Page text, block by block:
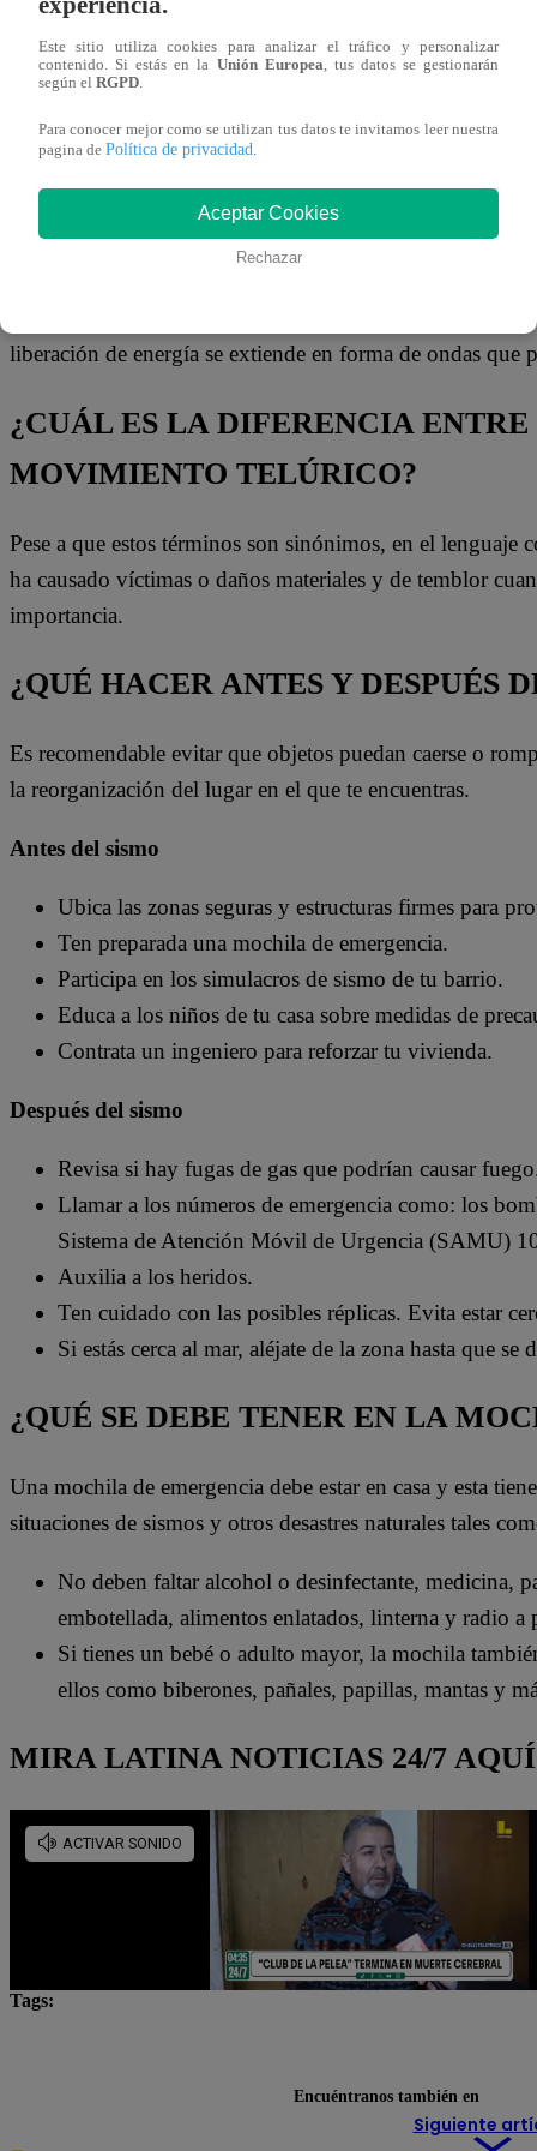
Ambiente que fue creado con la finalidad de que
de estudiar todos los fenómenos relacionados con la
la Tierra.
El IGP tiene la capacidad de servir a las necesidades
¿CÓMO SE PRODUCE UN
Es a causa de un sismo de rompimiento repentino de
liberación de energía se extiende en forma de ondas
¿CUÁL ES LA DIFERENCIA
MOVIMIENTO TELÚRICO?
Pese a que estos términos son sinónimos, en el lenguaje
ha causado víctimas o daños materiales y de temblor
importancia.
¿QUÉ HACER ANTES Y DESPUÉS
Es recomendable evitar que objetos puedan caerse o
la reorganización del lugar en el que te encuentras.
Antes del sismo
Ubica las zonas seguras y estructuras firmes para
Ten preparada una mochila de emergencia.
Participa en los simulacros de sismo de tu barrio.
Educa a los niños de tu casa sobre medidas de
Contrata un ingeniero para reforzar tu vivienda.
Después del sismo
Revisa si hay fugas de gas que podrían causar
Llamar a los números de emergencia como: los
Sistema de Atención Móvil de Urgencia (SAMU)
Auxilia a los heridos.
Ten cuidado con las posibles réplicas. Evita estar
Si estás cerca al mar, aléjate de la zona hasta que
¿QUÉ SE DEBE TENER EN LA
Una mochila de emergencia debe estar en casa y esta
situaciones de sismos y otros desastres naturales tales
No deben faltar alcohol o desinfectante, medicina,
embotellada, alimentos enlatados, linterna y radio a
Si tienes un bebé o adulto mayor, la mochila
ellos como biberones, pañales, papillas, mantas y
MIRA LATINA NOTICIAS 24/7 AQUÍ
Tags:
Siguiente
Este sitio utiliza cookies para analizar el tráfico y personalizar
contenido. Si estás en la Unión Europea, tus datos se gestionarán
según el RGPD.
Para conocer mejor como se utilizan tus datos te invitamos leer nuestra
pagina de Política de privacidad.
Aceptar Cookies
Rechazar
Encuéntranos también en